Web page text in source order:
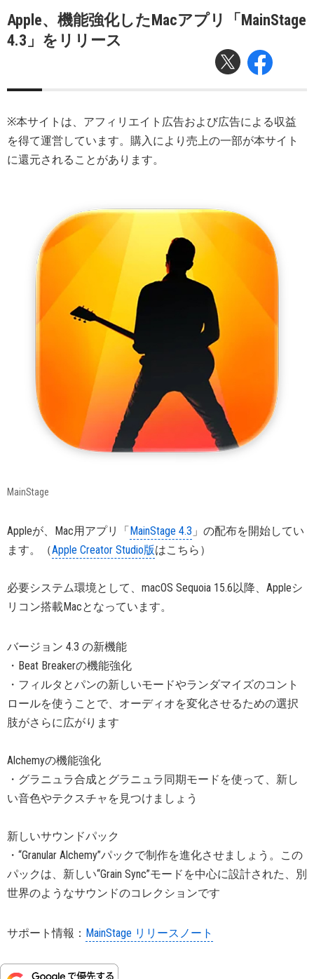
Apple、機能強化したMacアプリ「MainStage
4.3」をリリース
※本サイトは、アフィリエイト広告および広告による収益
を得て運営しています。購入により売上の一部が本サイト
に還元されることがあります。
MainStage
Appleが、Mac用アプリ「MainStage 4.3 」の配布を開始してい
ます。（Apple Creator Studio版はこちら）
必要システム環境として、macOS Sequoia 15.6以降、Appleシ
リコン搭載Macとなっています。
バージョン 4.3 の新機能
・Beat Breakerの機能強化
・フィルタとパンの新しいモードやランダマイズのコント
ロールを使うことで、オーディオを変化させるための選択
肢がさらに広がります
Alchemyの機能強化
・グラニュラ合成とグラニュラ同期モードを使って、新し
い音色やテクスチャを見つけましょう
新しいサウンドパック
・“Granular Alchemy”パックで制作を進化させましょう。この
パックは、新しい“Grain Sync”モードを中心に設計された、別
世界のようなサウンドのコレクションです
サポート情報： MainStage リリースノート